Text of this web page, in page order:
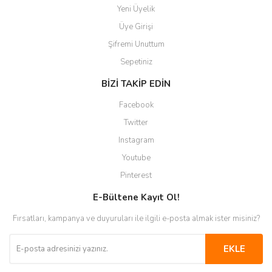
Yeni Üyelik
Üye Girişi
Şifremi Unuttum
Sepetiniz
BİZİ TAKİP EDİN
Facebook
Twitter
Instagram
Youtube
Pinterest
E-Bültene Kayıt Ol!
Fırsatları, kampanya ve duyuruları ile ilgili e-posta almak ister misiniz?
EKLE